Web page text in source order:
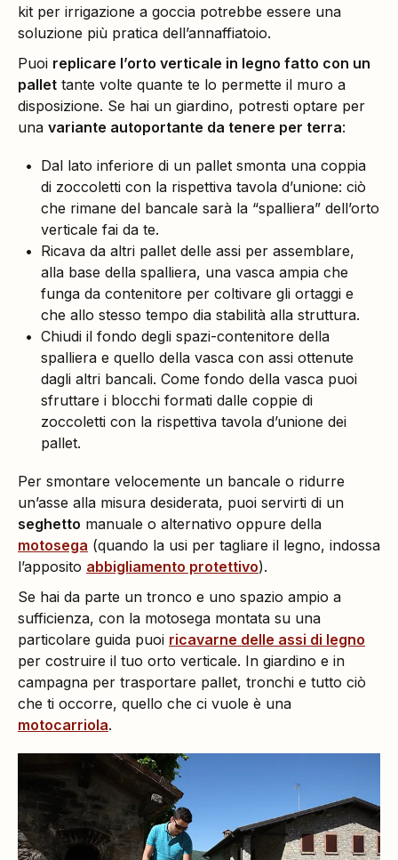
kit per irrigazione a goccia potrebbe essere una
soluzione più pratica dell’annaffiatoio.
Puoi replicare l’orto verticale in legno fatto con un
pallet tante volte quante te lo permette il muro a
disposizione. Se hai un giardino, potresti optare per
una variante autoportante da tenere per terra:
Dal lato inferiore di un pallet smonta una coppia
di zoccoletti con la rispettiva tavola d’unione: ciò
che rimane del bancale sarà la “spalliera” dell’orto
verticale fai da te.
Ricava da altri pallet delle assi per assemblare,
alla base della spalliera, una vasca ampia che
funga da contenitore per coltivare gli ortaggi e
che allo stesso tempo dia stabilità alla struttura.
Chiudi il fondo degli spazi-contenitore della
spalliera e quello della vasca con assi ottenute
dagli altri bancali. Come fondo della vasca puoi
sfruttare i blocchi formati dalle coppie di
zoccoletti con la rispettiva tavola d’unione dei
pallet.
Per smontare velocemente un bancale o ridurre
un’asse alla misura desiderata, puoi servirti di un
seghetto manuale o alternativo oppure della
motosega (quando la usi per tagliare il legno, indossa
l’apposito abbigliamento protettivo).
Se hai da parte un tronco e uno spazio ampio a
sufficienza, con la motosega montata su una
particolare guida puoi ricavarne delle assi di legno
per costruire il tuo orto verticale. In giardino e in
campagna per trasportare pallet, tronchi e tutto ciò
che ti occorre, quello che ci vuole è una
motocarriola.